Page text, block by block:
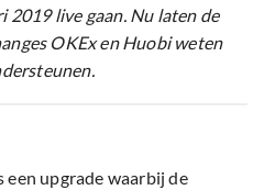
2019 live gaan. Nu laten de
OKEx en Huobi weten
een upgrade waarbij de